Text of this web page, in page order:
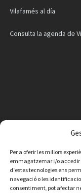
Per a oferir les millors
emmagatzemar i/o accedir
d'estes tecnologies ens
navegació o les
consentiment, pot afectar
Vilafamés al día
Consulta la agenda de